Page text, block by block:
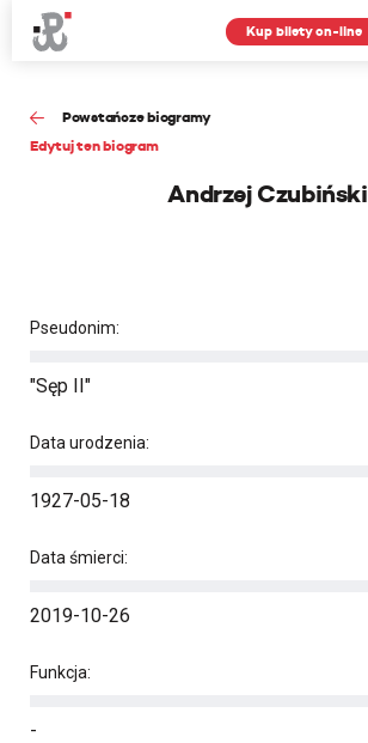
Kup bilety on-line
Powstańcze biogramy
Edytuj ten biogram
Andrzej Czubiński
Pseudonim:
"Sęp II"
Data urodzenia:
1927-05-18
Data śmierci:
2019-10-26
Funkcja:
-